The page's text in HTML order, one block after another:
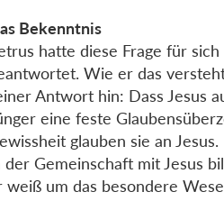
Bekenntnis
hatte diese Frage für
Wie er das
Antwort hin: Dass Jesus
eine feste
glauben sie an Jesus.
der Gemeinschaft mit Jesus
weiß um das besondere